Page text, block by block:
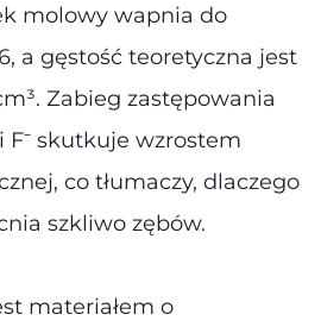
molowy wapnia do
a gęstość teoretyczna jest
Zabieg zastępowania
F⁻ skutkuje wzrostem
co tłumaczy, dlaczego
szkliwo zębów.
materiałem o